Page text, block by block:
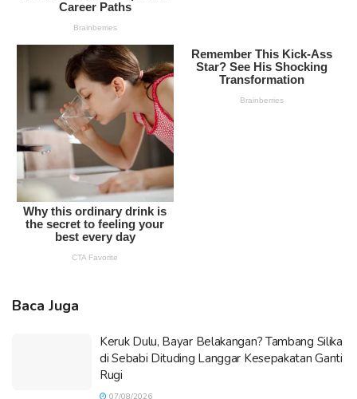
Baca Juga
Keruk Dulu, Bayar Belakangan? Tambang Silika
di Sebabi Dituding Langgar Kesepakatan Ganti
Rugi
07/08/2026